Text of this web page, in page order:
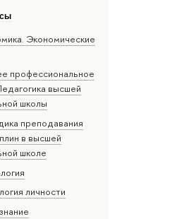
Экономические
профессиональное
высшей
школы
преподавания
в высшей
школе
личности